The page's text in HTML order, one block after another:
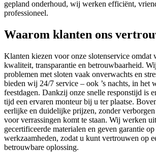
gepland onderhoud, wij werken efficiënt,
professioneel.
Waarom klanten ons
Klanten kiezen voor onze slotenservice omdat
kwaliteit, transparantie en betrouwbaarheid.
problemen met sloten vaak onverwachts en
bieden wij 24/7 service – ook ’s nachts, in het
feestdagen. Dankzij onze snelle responstijd is
tijd een ervaren monteur bij u ter plaatse.
eerlijke en duidelijke prijzen, zonder
voor verrassingen komt te staan. Wij werken
gecertificeerde materialen en geven garantie
werkzaamheden, zodat u kunt vertrouwen op
betrouwbare oplossing.